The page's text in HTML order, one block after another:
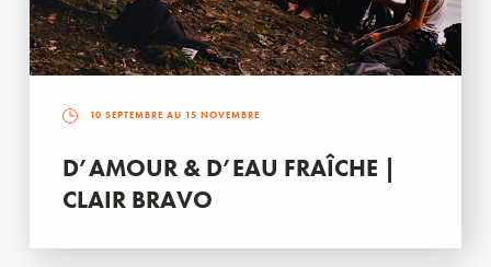
10 SEPTEMBRE AU 15 NOVEMBRE
D’AMOUR & D’EAU FRAÎCHE |
CLAIR BRAVO